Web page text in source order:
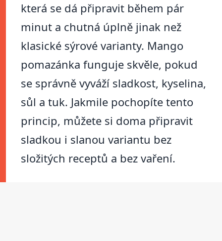
která se dá připravit během pár
minut a chutná úplně jinak než
klasické sýrové varianty. Mango
pomazánka funguje skvěle, pokud
se správně vyváží sladkost, kyselina,
sůl a tuk. Jakmile pochopíte tento
princip, můžete si doma připravit
sladkou i slanou variantu bez
složitých receptů a bez vaření.